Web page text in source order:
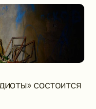
состоится